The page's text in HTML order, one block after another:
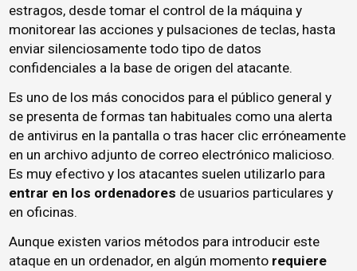
estragos, desde tomar el control de la máquina y
monitorear las acciones y pulsaciones de teclas, hasta
enviar silenciosamente todo tipo de datos
confidenciales a la base de origen del atacante.
Es uno de los más conocidos para el público general y
se presenta de formas tan habituales como una alerta
de antivirus en la pantalla o tras hacer clic erróneamente
en un archivo adjunto de correo electrónico malicioso.
Es muy efectivo y los atacantes suelen utilizarlo para
entrar en los ordenadores de usuarios particulares y
en oficinas.
Aunque existen varios métodos para introducir este
ataque en un ordenador, en algún momento requiere